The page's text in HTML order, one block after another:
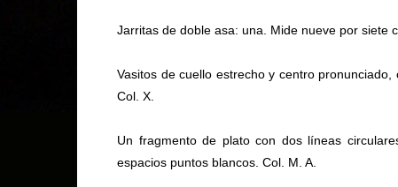
Jarritas de doble asa: una. Mide nueve por siete
Vasitos de cuello estrecho y centro
Col. X.
Un fragmento de plato con dos líneas
espacios puntos blancos. Col. M. A.